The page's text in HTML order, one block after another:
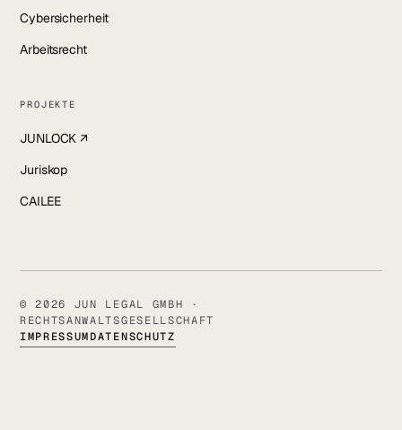
Cybersicherheit
Arbeitsrecht
PROJEKTE
JUNLOCK ↗
Juriskop
CAILEE
© 2026 JUN LEGAL GMBH ·
RECHTSANWALTSGESELLSCHAFT
IMPRESSUMDATENSCHUTZ